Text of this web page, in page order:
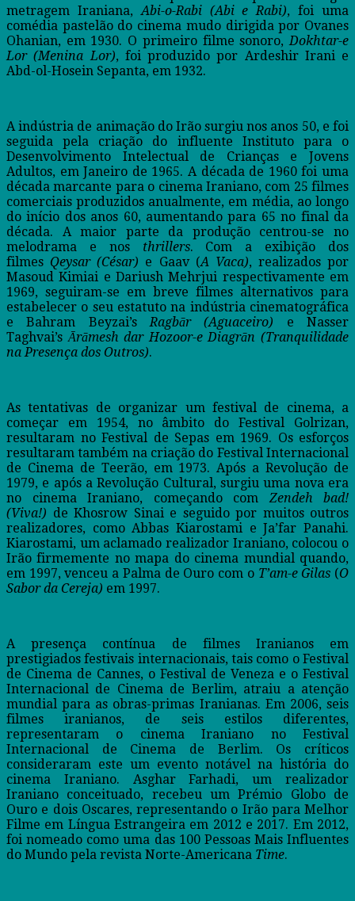
metragem Iraniana,Abi-o-Rabi (Abi e Rabi), foi uma
comédia pastelão do cinema mudo dirigida por Ovanes
Ohanian, em 1930. O primeiro filme sonoro,Dokhtar-e
Lor (Menina Lor), foi produzido por Ardeshir Irani e
Abd-ol-Hosein Sepanta, em 1932.
A indústria de animação do Irão surgiu nos anos 50, e foi
seguida pela criação do influente Instituto para o
Desenvolvimento Intelectual de Crianças e Jovens
Adultos, em Janeiro de 1965. A década de 1960 foi uma
década marcante para o cinema Iraniano, com 25 filmes
comerciais produzidos anualmente, em média, ao longo
do início dos anos 60, aumentando para 65 no final da
década. A maior parte da produção centrou-se no
melodrama e nos thrillers. Com a exibição dos
filmes Qeysar (César) e Gaav (A Vaca), realizados por
Masoud Kimiai e Dariush Mehrjui respectivamente em
1969, seguiram-se em breve filmes alternativos para
estabelecer o seu estatuto na indústria cinematográfica
e Bahram Beyzai’sRagbār (Aguaceiro) e Nasser
Taghvai’sĀrāmesh dar Hozoor-e Diagrān (Tranquilidade
na Presença dos Outros).
As tentativas de organizar um festival de cinema, a
começar em 1954, no âmbito do Festival Golrizan,
resultaram no Festival de Sepas em 1969. Os esforços
resultaram também na criação do Festival Internacional
de Cinema de Teerão, em 1973. Após a Revolução de
1979, e após a Revolução Cultural, surgiu uma nova era
no cinema Iraniano, começando com Zendeh bad!
(Viva!) de Khosrow Sinai e seguido por muitos outros
realizadores, como Abbas Kiarostami e Ja’far Panahi.
Kiarostami, um aclamado realizador Iraniano, colocou o
Irão firmemente no mapa do cinema mundial quando,
em 1997, venceu a Palma de Ouro com o T’am-e Gilas (O
Sabor da Cereja) em 1997.
A presença contínua de filmes Iranianos em
prestigiados festivais internacionais, tais como o Festival
de Cinema de Cannes, o Festival de Veneza e o Festival
Internacional de Cinema de Berlim, atraiu a atenção
mundial para as obras-primas Iranianas. Em 2006, seis
filmes iranianos, de seis estilos diferentes,
representaram o cinema Iraniano no Festival
Internacional de Cinema de Berlim. Os críticos
consideraram este um evento notável na história do
cinema Iraniano. Asghar Farhadi, um realizador
Iraniano conceituado, recebeu um Prémio Globo de
Ouro e dois Oscares, representando o Irão para Melhor
Filme em Língua Estrangeira em 2012 e 2017. Em 2012,
foi nomeado como uma das 100 Pessoas Mais Influentes
do Mundo pela revista Norte-Americana Time.